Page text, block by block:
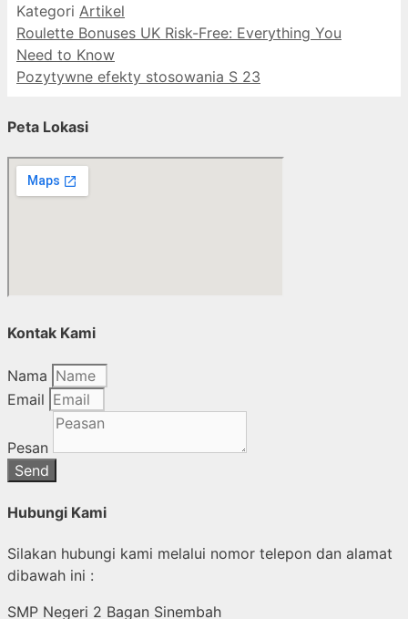
Kategori Artikel
Roulette Bonuses UK Risk-Free: Everything You
Need to Know
Pozytywne efekty stosowania S 23
Peta Lokasi
Kontak Kami
Nama
Email
Pesan
Send
Hubungi Kami
Silakan hubungi kami melalui nomor telepon dan alamat
dibawah ini :
SMP Negeri 2 Bagan Sinembah